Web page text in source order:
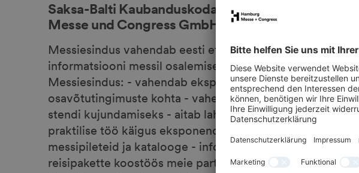
Saksa-Balti Kaubanduskoda Eestis, Lätis, Leedus
Messe und Congress GmbH’d Eestis
Messiesindus vahendab eesti ettvõttetele, firmadele ja
informatsiooni messil osalemise kohta nii eksponendina
Messiesindus: - vahendab eksponentidele näitusepinda -
osavõtutingimuste kohta - vahendab Hamburg’i Messi
stendi kujundamiseks - aitab lahendada kõiki küsimusi,
praktilise töö käigus eksponendil Hamburg’i messiga.
messipileteid ja katalooge - informatsiooni Hamburg’i
reisipakette koostöös meie partner-reisibüroodega -